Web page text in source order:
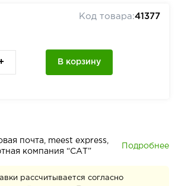
Код товара:41377
В корзину
почта, meest express,
компания “САТ”
Подробнее
рассчитывается согласно